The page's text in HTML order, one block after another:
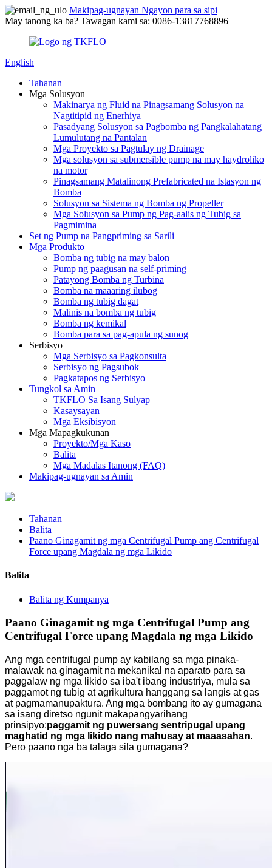
Makipag-ugnayan Ngayon para sa sipi
May tanong ka ba? Tawagan kami sa: 0086-13817768896
English
Tahanan
Mga Solusyon
Makinarya ng Fluid na Pinagsamang Solusyon na
Nagtitipid ng Enerhiya
Pasadyang Solusyon sa Pagbomba ng Pangkalahatang
Lumulutang na Pantalan
Mga Proyekto sa Pagtulay ng Drainage
Mga solusyon sa submersible pump na may haydroliko
na motor
Pinagsamang Matalinong Prefabricated na Istasyon ng
Bomba
Solusyon sa Sistema ng Bomba ng Propeller
Mga Solusyon sa Pump ng Pag-aalis ng Tubig sa
Pagmimina
Set ng Pump na Pangpriming sa Sarili
Mga Produkto
Bomba ng tubig na may balon
Pump ng paagusan na self-priming
Patayong Bomba ng Turbina
Bomba na maaaring ilubog
Bomba ng tubig dagat
Malinis na bomba ng tubig
Bomba ng kemikal
Bomba para sa pag-apula ng sunog
Serbisyo
Mga Serbisyo sa Pagkonsulta
Serbisyo ng Pagsubok
Pagkatapos ng Serbisyo
Tungkol sa Amin
TKFLO Sa Isang Sulyap
Kasaysayan
Mga Eksibisyon
Mga Mapagkukunan
Proyekto/Mga Kaso
Balita
Mga Madalas Itanong (FAQ)
Makipag-ugnayan sa Amin
Tahanan
Balita
Paano Ginagamit ng mga Centrifugal Pump ang Centrifugal
Force upang Magdala ng mga Likido
Balita
Balita ng Kumpanya
Paano Ginagamit ng mga Centrifugal Pump ang
Centrifugal Force upang Magdala ng mga Likido
Ang mga centrifugal pump ay kabilang sa mga pinaka-
malawak na ginagamit na mekanikal na aparato para sa
paggalaw ng mga likido sa iba't ibang industriya, mula sa
paggamot ng tubig at agrikultura hanggang sa langis at gas
at pagmamanupaktura. Ang mga bombang ito ay gumagana
sa isang diretso ngunit makapangyarihang
prinsipyo:paggamit ng puwersang sentripugal upang
maghatid ng mga likido nang mahusay at maaasahan.
Pero paano nga ba talaga sila gumagana?